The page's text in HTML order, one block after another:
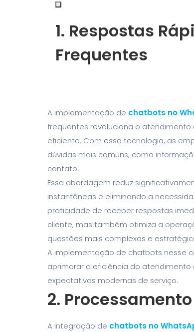
1. Respostas
Frequentes
A implementação de chatbots no
frequentes revoluciona o
eficiente. Com essa tecnologia, as
dúvidas mais comuns, como
contato.
Essa abordagem reduz
instantâneas e eliminando a
praticidade de receber respostas
cliente, mas também otimiza a
questões mais complexas e
A implementação de chatbots nesse
aprimorar a eficiência do
expectativas modernas de serviço.
2.
A integração de chatbots no